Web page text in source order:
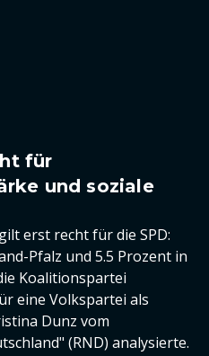
für
und soziale
erst recht für die SPD:
Pfalz und 5.5 Prozent in
Koalitionspartei
eine Volkspartei als
Dunz vom
(RND) analysierte.